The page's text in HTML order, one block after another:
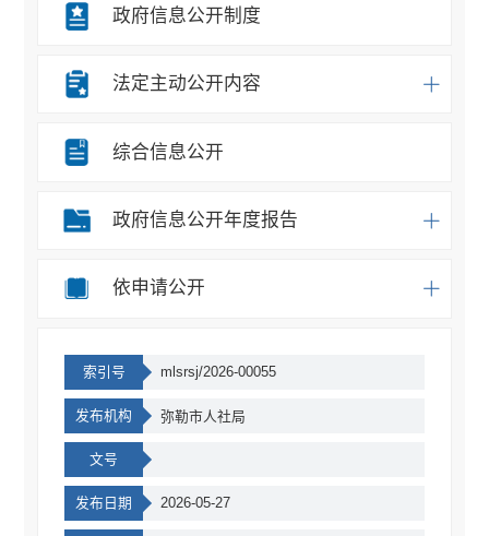
政府信息公开制度
法定主动公开内容
综合信息公开
政府信息公开年度报告
依申请公开
索引号 mlsrsj/2026-00055
发布机构 弥勒市人社局
文号
发布日期 2026-05-27